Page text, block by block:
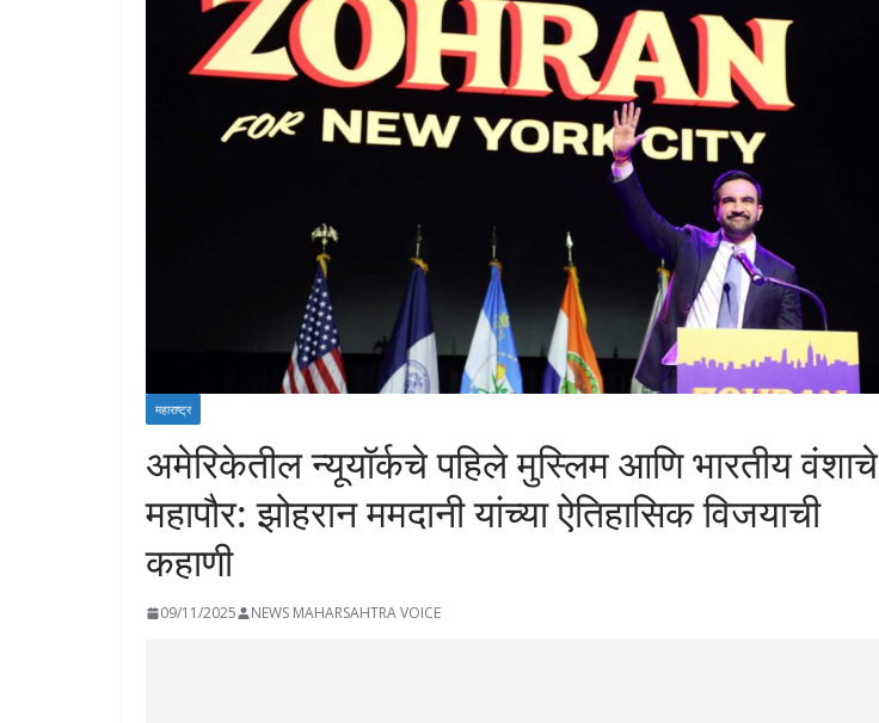
महाराष्ट्र
अमेरिकेतील न्यूयॉर्कचे पहिले मुस्लिम आणि भारतीय वंशाचे
महापौर: झोहरान ममदानी यांच्या ऐतिहासिक विजयाची
कहाणी
09/11/2025 NEWS MAHARSAHTRA VOICE